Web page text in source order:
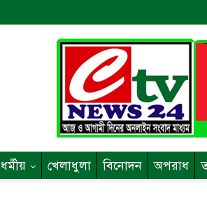
ধর্মীয় খেলাধুলা বিনোদন অপরাধ